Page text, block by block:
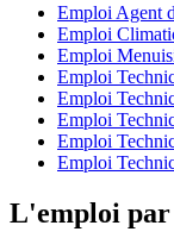
Emploi Agent
Emploi
Emploi
Emploi
Emploi
Emploi
Emploi
Emploi
L'emploi par